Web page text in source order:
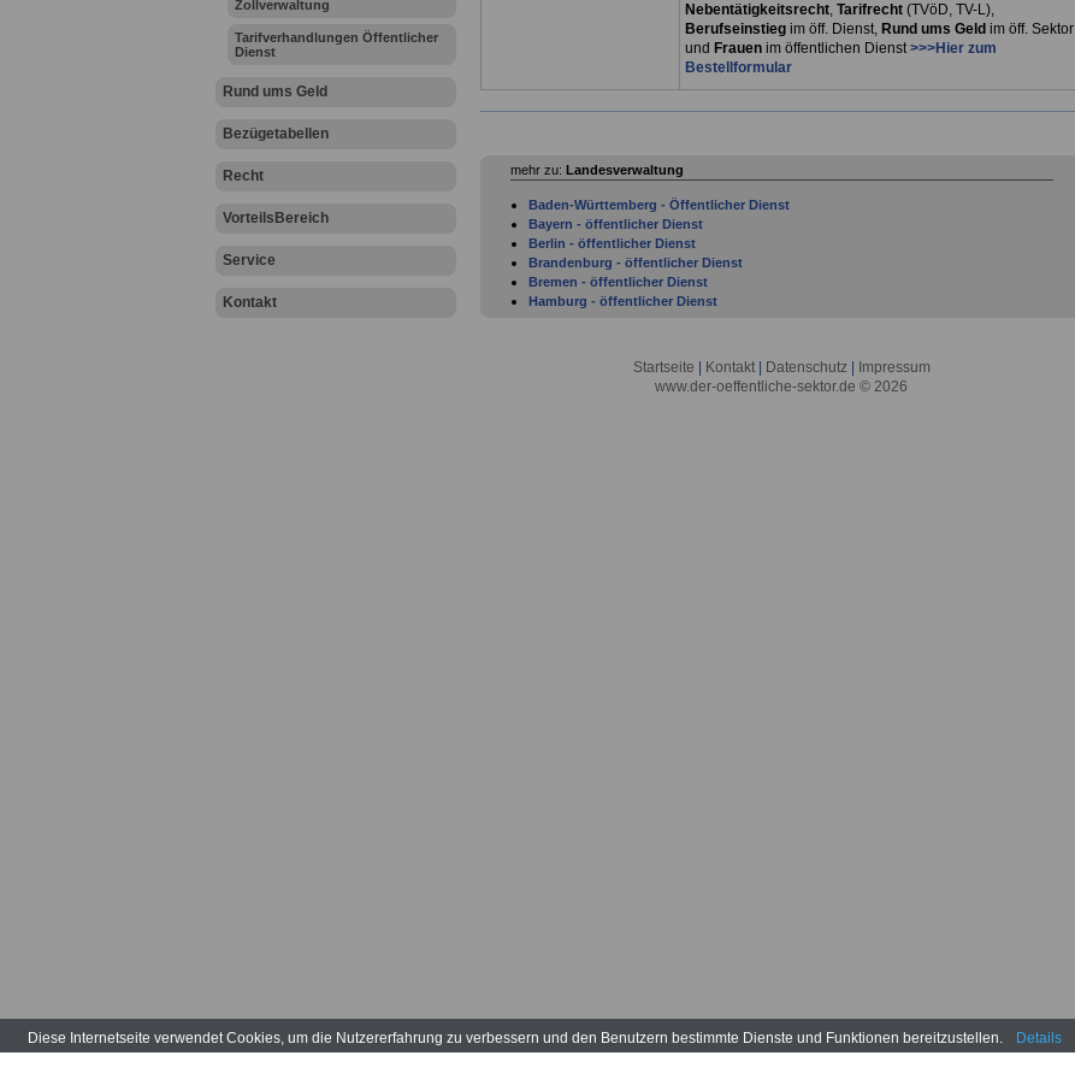
Zollverwaltung
Tarifverhandlungen Öffentlicher
Dienst
Rund ums Geld
Bezügetabellen
Recht
VorteilsBereich
Service
Kontakt
Nebentätigkeitsrecht, Tarifrecht(TVöD, TV-L),
Berufseinstiegim öff. Dienst, Rund ums Geld im öff. Sektor
und Frauenim öffentlichen Dienst>>>Hier zum
Bestellformular
mehr zu: Landesverwaltung
Baden-Württemberg - Öffentlicher Dienst
Bayern - öffentlicher Dienst
Berlin - öffentlicher Dienst
Brandenburg - öffentlicher Dienst
Bremen - öffentlicher Dienst
Hamburg - öffentlicher Dienst
Niedersachsen - öffentlicher Dienst
Nordrhein-Westfalen - öffentlicher Dienst
Startseite Kontakt Datenschutz
Impressum
www.der-oeffentliche-sektor.de © 2026
Diese Internetseite verwendet Cookies, um die Nutzererfahrung zu verbessern und den Benutzern bestimmte Dienste und Funktionen bereitzustellen. Details